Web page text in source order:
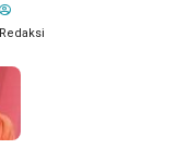
Redaksi